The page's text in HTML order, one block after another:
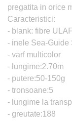
pregatita in orice
Caracteristici:
- blank: fibre
- inele Sea-Guide
- varf multicolor
- lungime:2.70m
- putere:50-150g
- tronsoane:5
- lungime la
- greutate:188